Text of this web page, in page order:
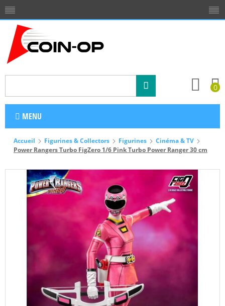
0
MENU
Accueil Figurines & Collectors Figurines
Cinéma & TV
Power Rangers Turbo FigZero 1/6 Pink Turbo Power Ranger 30 cm